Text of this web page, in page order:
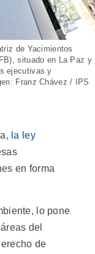
de Yacimientos
situado en La Paz y
ejecutivas y
Franz Chávez / IPS
la ley
en forma
lo pone
del
de